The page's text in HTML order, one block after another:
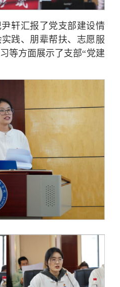
轩汇报了党支部建设情
践、朋辈帮扶、志愿服
等方面展示了支部“党建